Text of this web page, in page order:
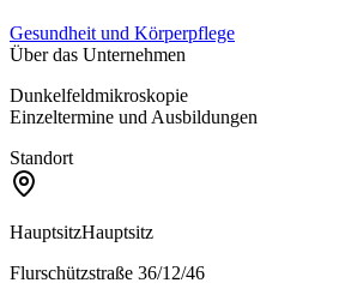
Gesundheit und Körperpflege
Über das Unternehmen
Dunkelfeldmikroskopie
Einzeltermine und Ausbildungen
Standort
HauptsitzHauptsitz
Flurschützstraße 36/12/46